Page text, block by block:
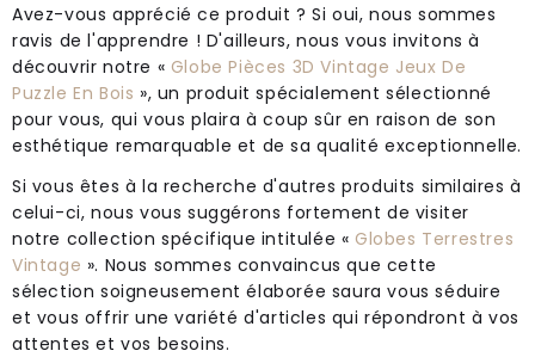
Avez-vous apprécié ce produit ? Si oui, nous sommes
ravis de l'apprendre ! D'ailleurs, nous vous invitons à
découvrir notre « Globe Pièces 3D Vintage Jeux De
Puzzle En Bois », un produit spécialement sélectionné
pour vous, qui vous plaira à coup sûr en raison de son
esthétique remarquable et de sa qualité exceptionnelle.
Si vous êtes à la recherche d'autres produits similaires à
celui-ci, nous vous suggérons fortement de visiter
notre collection spécifique intitulée « Globes Terrestres
Vintage ». Nous sommes convaincus que cette
sélection soigneusement élaborée saura vous séduire
et vous offrir une variété d'articles qui répondront à vos
attentes et vos besoins.